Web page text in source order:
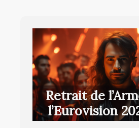
Retrait de
l’Eurovision